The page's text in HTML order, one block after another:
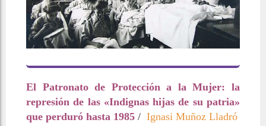
El Patronato de Protección a la Mujer: la
represión de las «Indignas hijas de su patria»
que perduró hasta 1985 / Ignasi Muñoz Lladró